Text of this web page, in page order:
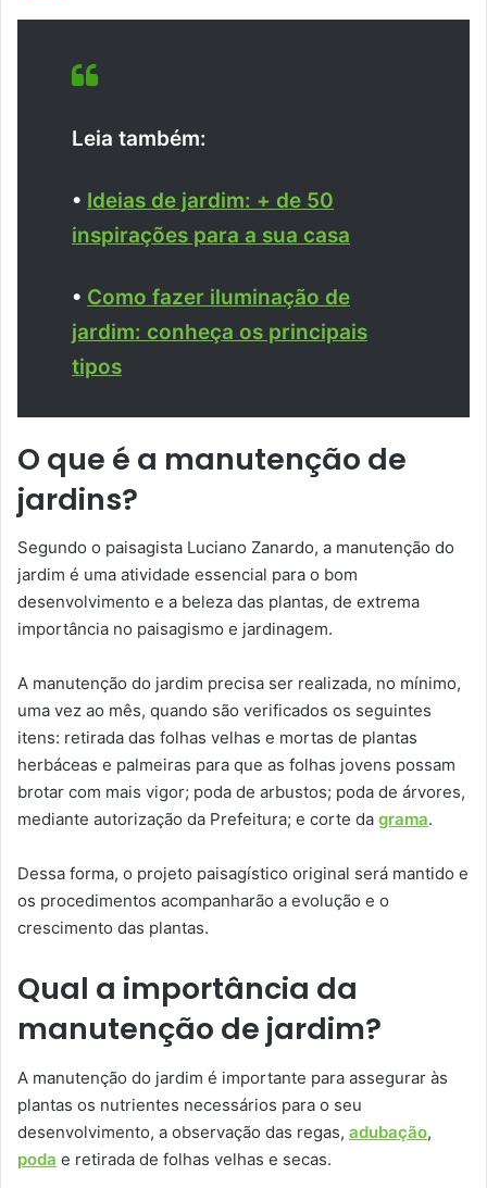
Leia também:
• Ideias de jardim: + de 50
inspirações para a sua casa
• Como fazer iluminação de
jardim: conheça os principais
tipos
O que é a manutenção de
jardins?
Segundo o paisagista Luciano Zanardo, a manutenção do
jardim é uma atividade essencial para o bom
desenvolvimento e a beleza das plantas, de extrema
importância no paisagismo e jardinagem.
A manutenção do jardim precisa ser realizada, no mínimo,
uma vez ao mês, quando são verificados os seguintes
itens: retirada das folhas velhas e mortas de plantas
herbáceas e palmeiras para que as folhas jovens possam
brotar com mais vigor; poda de arbustos; poda de árvores,
mediante autorização da Prefeitura; e corte da grama.
Dessa forma, o projeto paisagístico original será mantido e
os procedimentos acompanharão a evolução e o
crescimento das plantas.
Qual a importância da
manutenção de jardim?
A manutenção do jardim é importante para assegurar às
plantas os nutrientes necessários para o seu
desenvolvimento, a observação das regas, adubação,
poda e retirada de folhas velhas e secas.